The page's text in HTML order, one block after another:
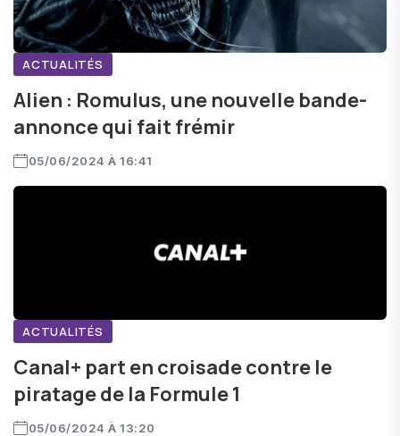
ACTUALITÉS
Alien : Romulus, une nouvelle bande-
annonce qui fait frémir
05/06/2024 À 16:41
ACTUALITÉS
Canal+ part en croisade contre le
piratage de la Formule 1
05/06/2024 À 13:20